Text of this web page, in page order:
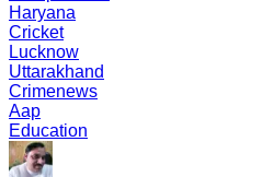
Haryana
Cricket
Lucknow
Uttarakhand
Crimenews
Aap
Education